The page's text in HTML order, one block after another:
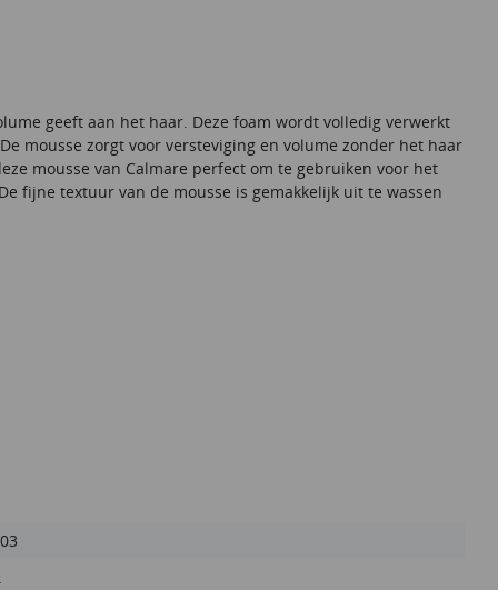
geeft aan het haar. Deze foam wordt volledig verwerkt
mousse zorgt voor versteviging en volume zonder het haar
mousse van Calmare perfect om te gebruiken voor het
fijne textuur van de mousse is gemakkelijk uit te wassen